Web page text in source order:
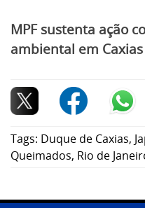
MPF sustenta ação
ambiental em Caxias
Tags: Duque de Caxias,
Queimados, Rio de